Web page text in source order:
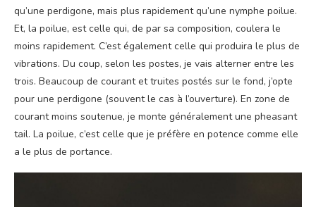
qu’une perdigone, mais plus rapidement qu’une nymphe poilue.
Et, la poilue, est celle qui, de par sa composition, coulera le
moins rapidement. C’est également celle qui produira le plus de
vibrations. Du coup, selon les postes, je vais alterner entre les
trois. Beaucoup de courant et truites postés sur le fond, j’opte
pour une perdigone (souvent le cas à l’ouverture). En zone de
courant moins soutenue, je monte généralement une pheasant
tail. La poilue, c’est celle que je préfère en potence comme elle
a le plus de portance.